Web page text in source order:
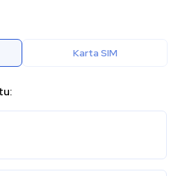
Karta SIM